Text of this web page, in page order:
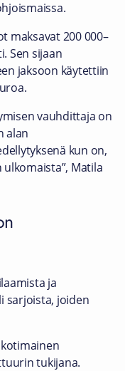
maksavat 200 000–
Sen sijaan
jaksoon käytettiin
vauhdittaja on
alan
kun on,
Matila
ja
sarjoista, joiden
tukijana.